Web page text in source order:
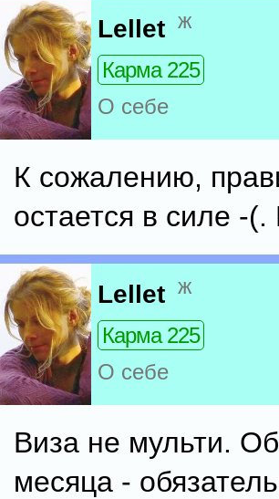
Lellet ж
Карма 225
О себе
К сожалению,
остается в силе -
Lellet ж
Карма 225
О себе
Виза не мульти.
месяца -